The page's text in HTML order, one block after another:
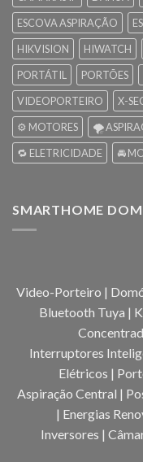
ESCOVA ASPIRAÇÃO
HIKVISION
HIWATCH
PORTÁTIL
PORTÕES
VIDEOPORTEIRO
X-
⚙️ MOTORES
🌪️
🔁 ELETRICIDADE
🚘
SMARTHOME
Video-Porteiro |
Bluetooth Tuya |
Interruptores
Elétricos |
Aspiração Central |
| Energias
Inversores |